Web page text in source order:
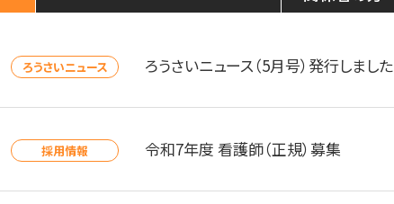
ろうさいニュース ろうさいニュース（5月号）発行しました
採用情報 令和7年度 看護師（正規）募集